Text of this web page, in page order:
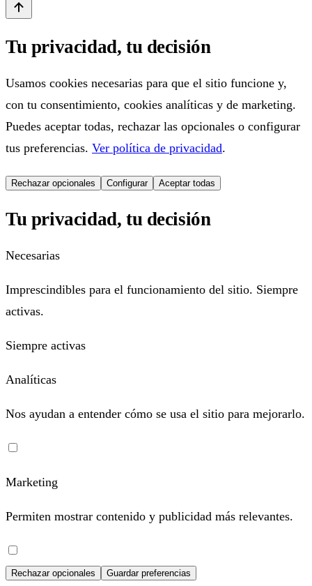
Tu privacidad, tu decisión
Usamos cookies necesarias para que el sitio funcione y,
con tu consentimiento, cookies analíticas y de marketing.
Puedes aceptar todas, rechazar las opcionales o configurar
tus preferencias. Ver política de privacidad.
Rechazar opcionales Configurar Aceptar todas
Tu privacidad, tu decisión
Necesarias
Imprescindibles para el funcionamiento del sitio. Siempre
activas.
Siempre activas
Analíticas
Nos ayudan a entender cómo se usa el sitio para mejorarlo.
Marketing
Permiten mostrar contenido y publicidad más relevantes.
Rechazar opcionales Guardar preferencias